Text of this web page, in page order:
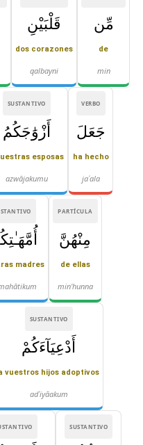
مِّن
de
min
قَلْبَيْنِ
dos corazones
qalbayni
VERBO
جَعَلَ
ha hecho
jaʿala
SUSTANTIVO
أَزْوَٰجَكُمُ
esposas
azwājakumu
PARTÍCULA
مِنْهُنَّ
de ellas
min'hunna
madres
SUSTANTIVO
أَدْعِيَآءَكُمْ
vuestros hijos adoptivos
adʿiyāakum
SUSTANTIVO